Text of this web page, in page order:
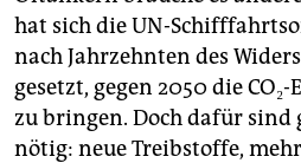
hat sich die UN-
nach Jahrzehnten des
gesetzt, gegen 2050 die
zu bringen. Doch dafür sind
nötig: neue Treibstoffe,